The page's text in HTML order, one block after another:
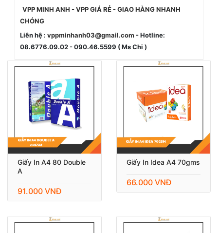
VPP MINH ANH - VPP GIÁ RẺ - GIAO HÀNG NHANH
CHÓNG
Liên hệ : vppminhanh03@gmail.com - Hotline:
08.6776.09.02 - 090.46.5599 ( Ms Chi )
Giấy In A4 80 Double
A
91.000 VNĐ
Giấy In Idea A4 70gms
66.000 VNĐ